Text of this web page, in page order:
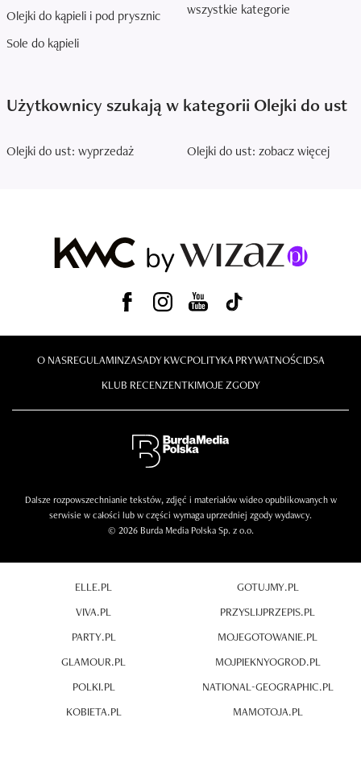
Olejki do kąpieli i pod prysznic
Sole do kąpieli
wszystkie kategorie
Użytkownicy szukają w kategorii Olejki do ust
Olejki do ust: wyprzedaż Olejki do ust: zobacz więcej
O NASREGULAMINZASADY KWCPOLITYKA PRYWATNOŚCIDSA
KLUB RECENZENTKIMOJE ZGODY
Dalsze rozpowszechnianie tekstów, zdjęć i materiałów wideo opublikowanych w
serwisie w całości lub w części wymaga uprzedniej zgody wydawcy.
© 2026 Burda Media Polska Sp. z o.o.
ELLE.PL
VIVA.PL
PARTY.PL
GLAMOUR.PL
POLKI.PL
KOBIETA.PL
GOTUJMY.PL
PRZYSLIJPRZEPIS.PL
MOJEGOTOWANIE.PL
MOJPIEKNYOGROD.PL
NATIONAL-GEOGRAPHIC.PL
MAMOTOJA.PL